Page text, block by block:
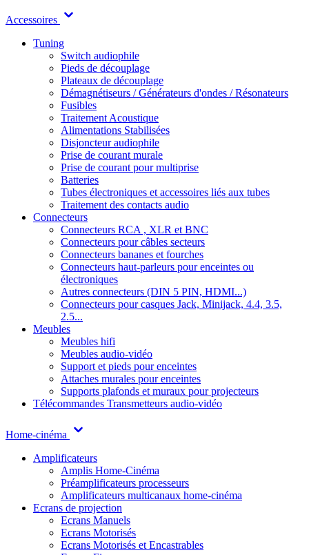
Accessoires
Tuning
Switch audiophile
Pieds de découplage
Plateaux de découplage
Démagnétiseurs / Générateurs d'ondes / Résonateurs
Fusibles
Traitement Acoustique
Alimentations Stabilisées
Disjoncteur audiophile
Prise de courant murale
Prise de courant pour multiprise
Batteries
Tubes électroniques et accessoires liés aux tubes
Traitement des contacts audio
Connecteurs
Connecteurs RCA , XLR et BNC
Connecteurs pour câbles secteurs
Connecteurs bananes et fourches
Connecteurs haut-parleurs pour enceintes ou
électroniques
Autres connecteurs (DIN 5 PIN, HDMI...)
Connecteurs pour casques Jack, Minijack, 4.4, 3.5,
2.5...
Meubles
Meubles hifi
Meubles audio-vidéo
Support et pieds pour enceintes
Attaches murales pour enceintes
Supports plafonds et muraux pour projecteurs
Télécommandes Transmetteurs audio-vidéo
Home-cinéma
Amplificateurs
Amplis Home-Cinéma
Préamplificateurs processeurs
Amplificateurs multicanaux home-cinéma
Ecrans de projection
Ecrans Manuels
Ecrans Motorisés
Ecrans Motorisés et Encastrables